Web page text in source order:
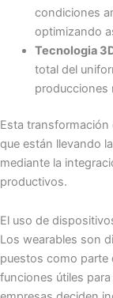
condiciones
optimizando
Tecnologia
total del
producciones
Esta transformación
que están llevando
mediante la
productivos.
El uso de
Los wearables son
puestos como parte
funciones útiles